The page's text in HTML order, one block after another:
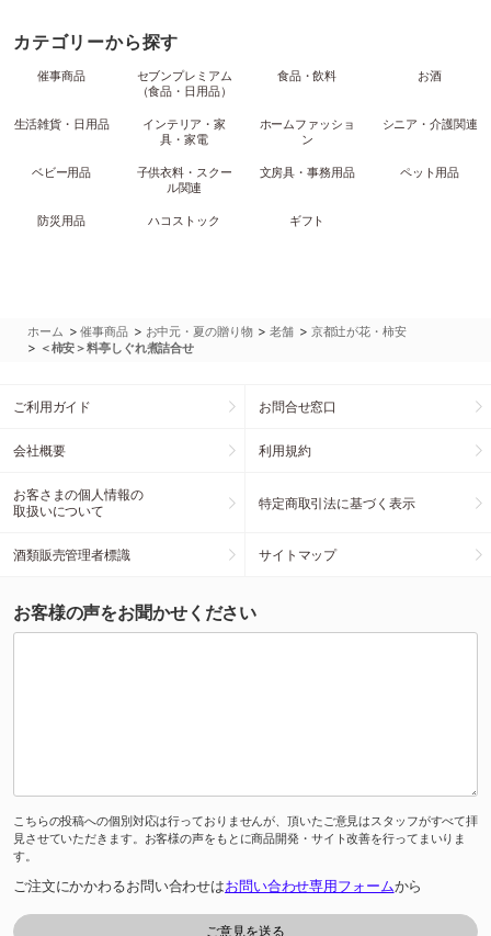
カテゴリーから探す
催事商品
セブンプレミアム
（食品・日用品）
食品・飲料 お酒
生活雑貨・日用品
インテリア・家
具・家電
ホームファッショ
ン
シニア・介護関連
ベビー用品
子供衣料・スクー
ル関連
文房具・事務用品 ペット用品
防災用品 ハコストック ギフト
ホーム >催事商品 > お中元・夏の贈り物 >老舗 > 京都辻が花・柿安
> ＜柿安＞料亭しぐれ煮詰合せ
ご利用ガイド お問合せ窓口
会社概要 利用規約
お客さまの個人情報の
取扱いについて
特定商取引法に基づく表示
酒類販売管理者標識 サイトマップ
お客様の声をお聞かせください
こちらの投稿への個別対応は行っておりませんが、頂いたご意見はスタッフがすべて拝
見させていただきます。お客様の声をもとに商品開発・サイト改善を行ってまいりま
す。
ご注文にかかわるお問い合わせはお問い合わせ専用フォームから